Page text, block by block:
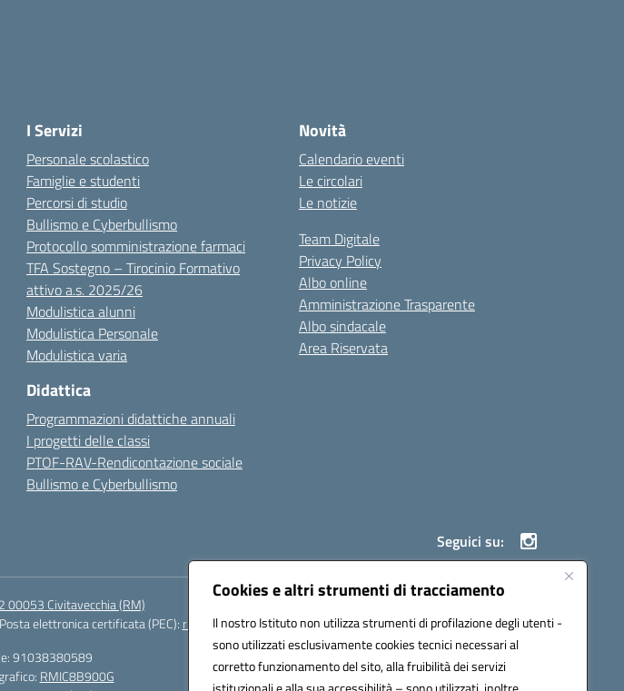
Cookies e altri strumenti di tracciamento
Il nostro Istituto non utilizza strumenti di profilazione degli utenti -
sono utilizzati esclusivamente cookies tecnici necessari al
corretto funzionamento del sito, alla fruibilità dei servizi
I Servizi
Personale scolastico
Famiglie e studenti
Percorsi di studio
Bullismo e Cyberbullismo
Protocollo somministrazione farmaci
TFA Sostegno – Tirocinio Formativo
attivo a.s. 2025/26
Modulistica alunni
Modulistica Personale
Modulistica varia
Didattica
Programmazioni didattiche annuali
I progetti delle classi
PTOF-RAV-Rendicontazione sociale
Bullismo e Cyberbullismo
Novità
Calendario eventi
Le circolari
Le notizie
Team Digitale
Privacy Policy
Albo online
Amministrazione Trasparente
Albo sindacale
Area Riservata
Seguici su:
00053 Civitavecchia (RM)
Posta elettronica certificata (PEC): rmic8b900g@pec.istruzione.it
91038380589
RMIC8B900G